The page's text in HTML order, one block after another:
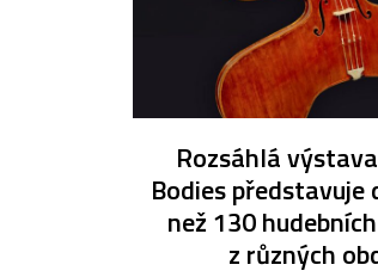
Rozsáhlá
Bodies představuje
než 130
z různých